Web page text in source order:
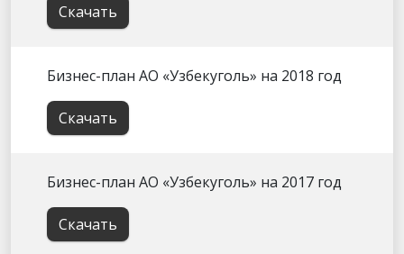
Скачать
Бизнес-план АО «Узбекуголь» на 2018 год
Скачать
Бизнес-план АО «Узбекуголь» на 2017 год
Скачать